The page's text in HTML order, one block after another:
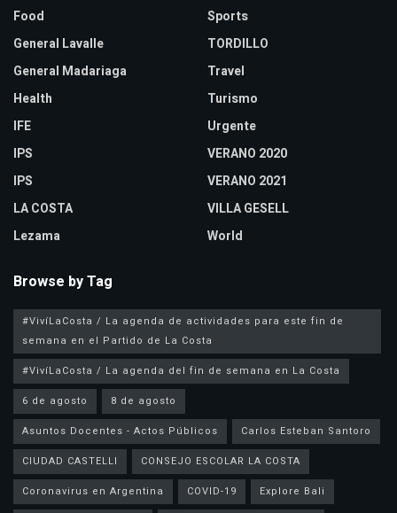
Food
General Lavalle
General Madariaga
Health
IFE
IPS
IPS
LA COSTA
Lezama
Sports
TORDILLO
Travel
Turismo
Urgente
VERANO 2020
VERANO 2021
VILLA GESELL
World
Browse by Tag
#VivíLaCosta / La agenda de actividades para este fin de
semana en el Partido de La Costa
#VivíLaCosta / La agenda del fin de semana en La Costa
6 de agosto
8 de agosto
Asuntos Docentes - Actos Públicos
Carlos Esteban Santoro
CIUDAD CASTELLI
CONSEJO ESCOLAR LA COSTA
Coronavirus en Argentina
COVID-19
Explore Bali